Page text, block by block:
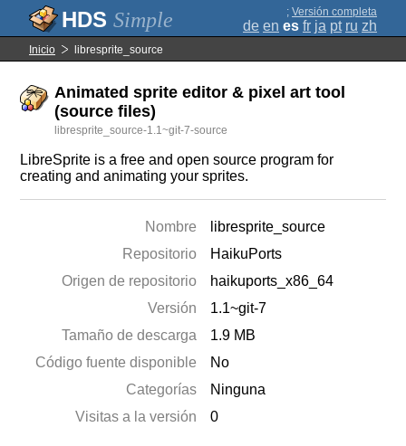
Simple ; Versión completa
de en es fr ja pt ru zh
Inicio libresprite_source
Animated sprite editor & pixel art tool
(source files)
libresprite_source-1.1~git-7-source
LibreSprite is a free and open source program for
creating and animating your sprites.
Nombre
libresprite_source
Repositorio
HaikuPorts
Origen de repositorio
haikuports_x86_64
Versión
1.1~git-7
Tamaño de descarga
1.9 MB
Código fuente disponible
No
Categorías
Ninguna
Visitas a la versión
0